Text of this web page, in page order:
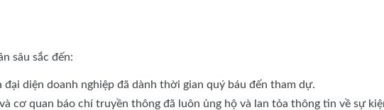
sâu sắc đến:
đại diện doanh nghiệp đã dành thời gian quý báu đến tham dự.
cơ quan báo chí truyền thông đã luôn ủng hộ và lan tỏa thông tin về sự